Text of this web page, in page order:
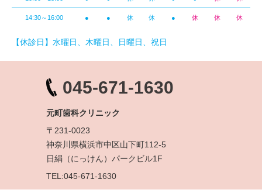
14:30～16:00 ● ● 休 休 ● 休 休 休
【休診日】水曜日、木曜日、日曜日、祝日
045-671-1630
元町歯科クリニック
〒231-0023
神奈川県横浜市中区山下町112-5
日絹（にっけん）パークビル1F
TEL:045-671-1630